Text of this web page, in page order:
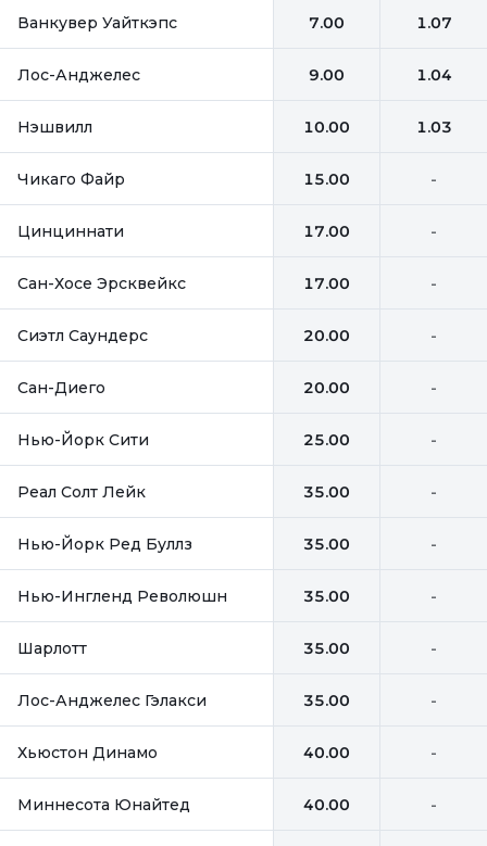
Ванкувер Уайткэпс 7.00 1.07
Лос-Анджелес 9.00 1.04
Нэшвилл 10.00 1.03
Чикаго Файр 15.00 -
Цинциннати 17.00 -
Сан-Хосе Эрсквейкс 17.00 -
Сиэтл Саундерс 20.00 -
Сан-Диего 20.00 -
Нью-Йорк Сити 25.00 -
Реал Солт Лейк 35.00 -
Нью-Йорк Ред Буллз 35.00 -
Нью-Ингленд Революшн 35.00 -
Шарлотт 35.00 -
Лос-Анджелес Гэлакси 35.00 -
Хьюстон Динамо 40.00 -
Миннесота Юнайтед 40.00 -